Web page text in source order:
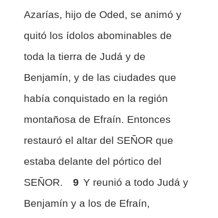
Azarías, hijo de Oded, se animó y
quitó los ídolos abominables de
toda la tierra de Judá y de
Benjamín, y de las ciudades que
había conquistado en la región
montañosa de Efraín. Entonces
restauró el altar del SEÑOR que
estaba delante del pórtico del
SEÑOR.
9 Y reunió a todo Judá y
Benjamín y a los de Efraín,